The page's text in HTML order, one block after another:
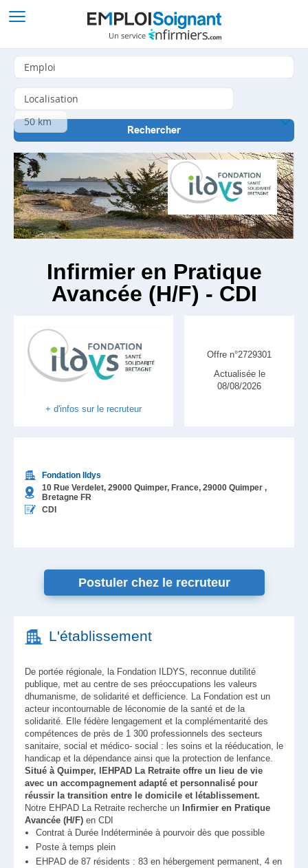
Infirmier en Pratique
Avancée (H/F) - CDI
+ d'infos sur le recruteur
Fondation Ildys
10 Rue Verdelet, 29000 Quimper, France, 29000 Quimper ,
Bretagne FR
CDI
Offre n°2729301
Actualisée le
08/08/2026
Postuler chez le recruteur
L'établissement
De portée régionale, la Fondation ILDYS, reconnue dutilité
publique, met au centre de ses préoccupations les valeurs
dhumanisme, de solidarité et defficience. La Fondation est un
acteur incontournable de léconomie de la santé et de la
solidarité. Elle fédère lengagement et la complémentarité des
compétences de près de 1 300 professionnels des secteurs
sanitaire, social et médico- social : les soins et la rééducation, le
handicap et la dépendance ainsi que la protection de lenfance.
Situé à Quimper, lEHPAD La Retraite offre un lieu de vie
avec un accompagnement adapté et personnalisé pour
réussir la transition entre le domicile et létablissement.
Notre EHPAD La Retraite recherche un Infirmier en Pratique
Avancée (H/F) en CDI
Contrat à Durée Indéterminée à pourvoir dès que possible
Poste à temps plein
EHPAD de 87 résidents : 83 en hébergement permanent, 4 en